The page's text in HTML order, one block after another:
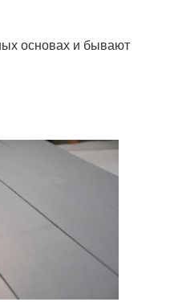
основах и бывают